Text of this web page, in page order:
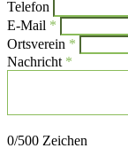
Telefon
E-Mail *
Ortsverein *
Nachricht *
0/500 Zeichen